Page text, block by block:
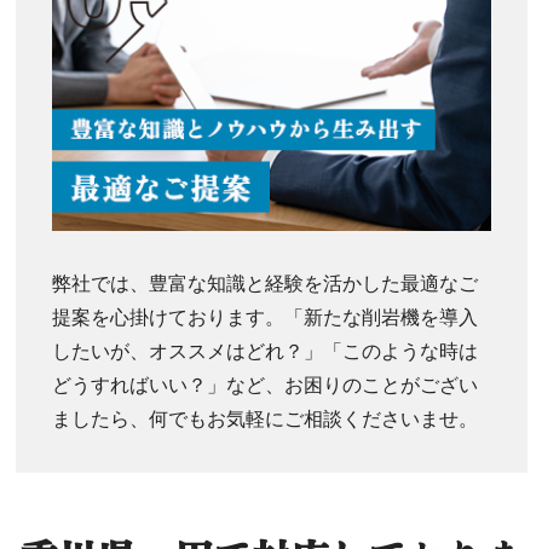
弊社では、豊富な知識と経験を活かした最適なご
提案を心掛けております。「新たな削岩機を導入
したいが、オススメはどれ？」「このような時は
どうすればいい？」など、お困りのことがござい
ましたら、何でもお気軽にご相談くださいませ。